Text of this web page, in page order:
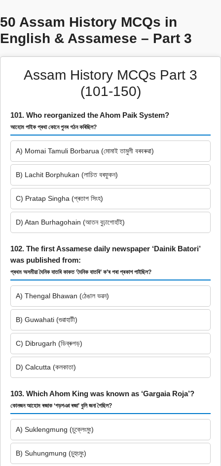
50 Assam History MCQs in
English & Assamese – Part 3
Assam History MCQs Part 3
(101-150)
101. Who reorganized the Ahom Paik System?
আহোম পাইক প্ৰথা কোনে পুনৰ গঠন কৰিছিল?
A) Momai Tamuli Borbarua (মোমাই তামুলী বৰবৰুৱা)
B) Lachit Borphukan (লাচিত বৰফুকন)
C) Pratap Singha (প্ৰতাপ সিংহ)
D) Atan Burhagohain (আতন বুঢ়াগোহাঁই)
102. The first Assamese daily newspaper ‘Dainik Batori’
was published from:
প্ৰথম অসমীয়া দৈনিক বাতৰি কাকত ‘দৈনিক বাতৰি’ ক’ৰ পৰা প্ৰকাশ পাইছিল?
A) Thengal Bhawan (ঠেঙাল ভৱন)
B) Guwahati (গুৱাহাটী)
C) Dibrugarh (ডিব্ৰুগড়)
D) Calcutta (কলকাতা)
103. Which Ahom King was known as ‘Gargaia Roja’?
কোনজন আহোম ৰজাক ‘গড়গঞা ৰজা’ বুলি জনা গৈছিল?
A) Suklengmung (চুক্লেংমুং)
B) Suhungmung (চুহুংমুং)